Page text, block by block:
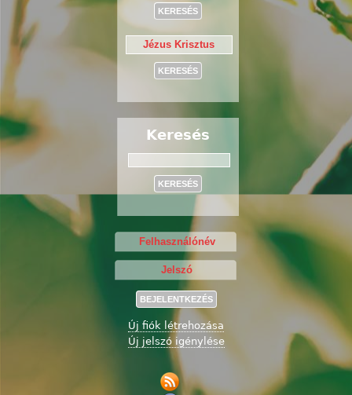
Keresés
Új fiók létrehozása
Új jelszó igénylése